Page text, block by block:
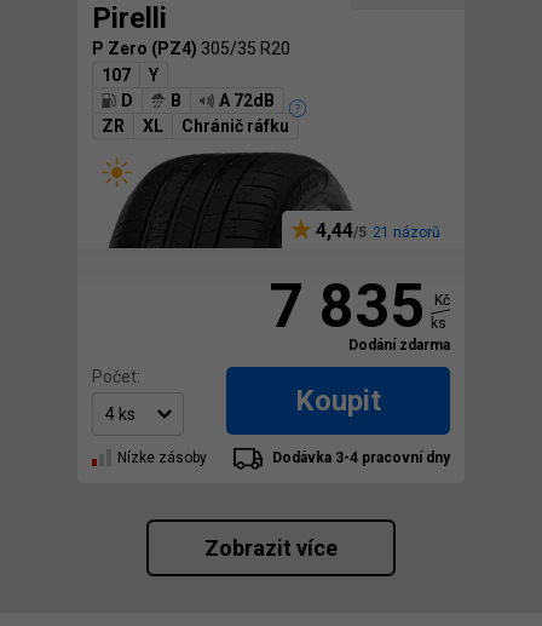
Pirelli
P Zero (PZ4) 305/35 R20
107
Y
D
B
A 72dB
ZR
XL Chránič ráfku
4,44 21 názorů
7 835
Kč
ks
Dodání zdarma
Počet:
Koupit
Nízke zásoby Dodávka 3-4 pracovní dny
Zobrazit více